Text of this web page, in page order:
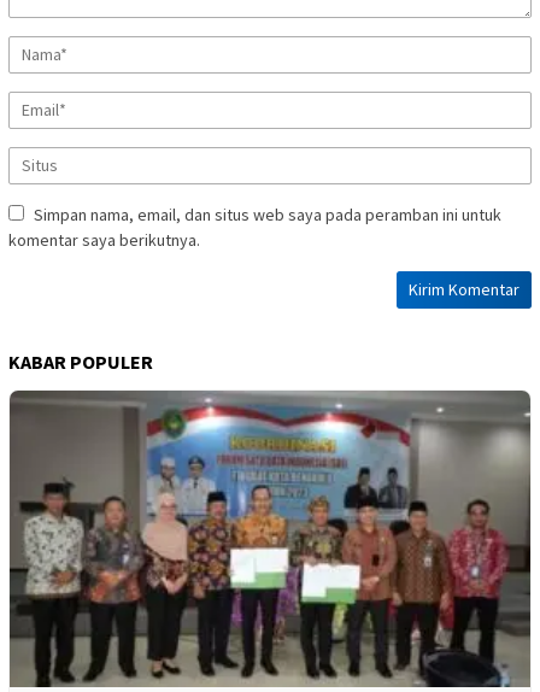
Simpan nama, email, dan situs web saya pada peramban ini untuk
komentar saya berikutnya.
KABAR POPULER